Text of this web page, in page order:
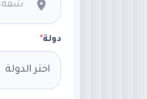
دولة*